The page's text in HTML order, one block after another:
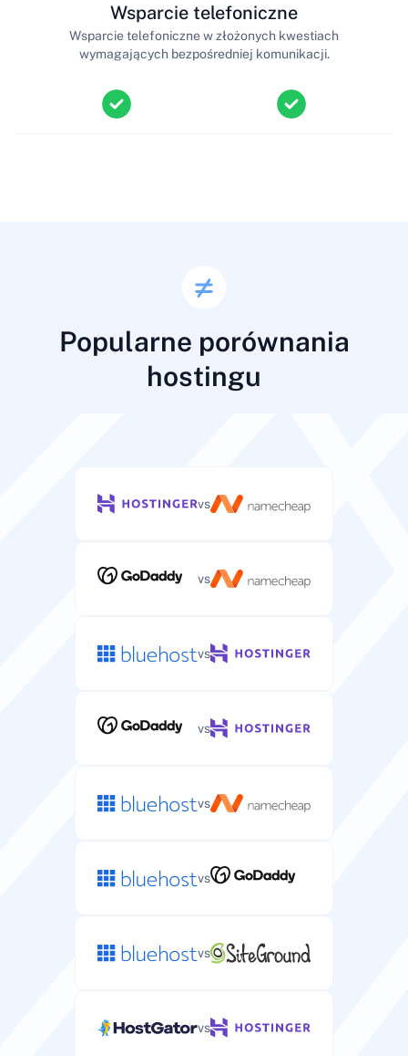
Wsparcie telefoniczne
Wsparcie telefoniczne w złożonych kwestiach
wymagających bezpośredniej komunikacji.
Popularne porównania
hostingu
vs
vs
vs
vs
vs
vs
vs
vs